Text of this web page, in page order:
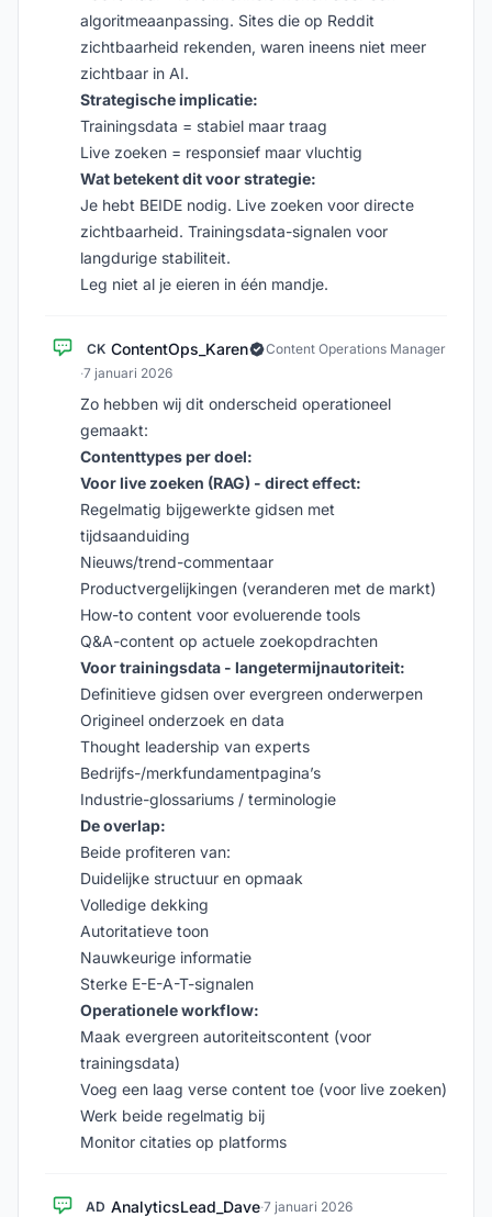
algoritmeaanpassing. Sites die op Reddit
zichtbaarheid rekenden, waren ineens niet meer
zichtbaar in AI.
Strategische implicatie:
Trainingsdata = stabiel maar traag
Live zoeken = responsief maar vluchtig
Wat betekent dit voor strategie:
Je hebt BEIDE nodig. Live zoeken voor directe
zichtbaarheid. Trainingsdata-signalen voor
langdurige stabiliteit.
Leg niet al je eieren in één mandje.
CK ContentOps_Karen
Content Operations Manager
·7 januari 2026
Zo hebben wij dit onderscheid operationeel
gemaakt:
Contenttypes per doel:
Voor live zoeken (RAG) - direct effect:
Regelmatig bijgewerkte gidsen met
tijdsaanduiding
Nieuws/trend-commentaar
Productvergelijkingen (veranderen met de markt)
How-to content voor evoluerende tools
Q&A-content op actuele zoekopdrachten
Voor trainingsdata - langetermijnautoriteit:
Definitieve gidsen over evergreen onderwerpen
Origineel onderzoek en data
Thought leadership van experts
Bedrijfs-/merkfundamentpagina’s
Industrie-glossariums / terminologie
De overlap:
Beide profiteren van:
Duidelijke structuur en opmaak
Volledige dekking
Autoritatieve toon
Nauwkeurige informatie
Sterke E-E-A-T-signalen
Operationele workflow:
Maak evergreen autoriteitscontent (voor
trainingsdata)
Voeg een laag verse content toe (voor live zoeken)
Werk beide regelmatig bij
Monitor citaties op platforms
AD AnalyticsLead_Dave·7 januari 2026